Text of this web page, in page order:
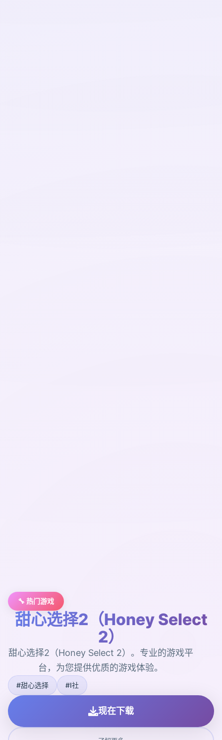
🔧 热门游戏
甜心选择2（Honey Select
2）
甜心选择2（Honey Select 2）。专业的游戏平
台，为您提供优质的游戏体验。
#甜心选择 #I社
现在下载